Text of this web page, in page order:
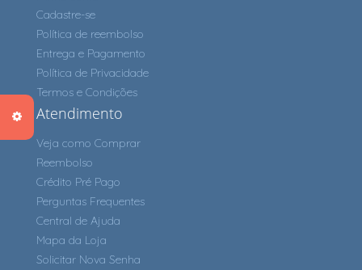
Cadastre-se
Política de reembolso
Entrega e Pagamento
Política de Privacidade
Termos e Condições
Atendimento
Veja como Comprar
Reembolso
Crédito Pré Pago
Perguntas Frequentes
Central de Ajuda
Mapa da Loja
Solicitar Nova Senha